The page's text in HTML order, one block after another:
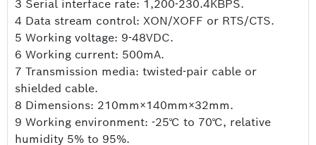
3 Serial interface rate: 1,200-230.4KBPS.
4 Data stream control: XON/XOFF or RTS/CTS.
5 Working voltage: 9-48VDC.
6 Working current: 500mA.
7 Transmission media: twisted-pair cable or
shielded cable.
8 Dimensions: 210mm×140mm×32mm.
9 Working environment: -25℃ to 70℃, relative
humidity 5% to 95%.